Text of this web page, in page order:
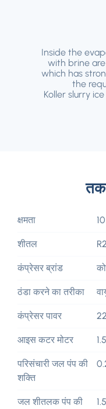
Inside the
with brine are
which has
the
Koller slurry
क्षमता
शीतल
कंप्रेसर ब्रांड
ठंडा करने का तरीका
कंप्रेसर पावर
आइस कटर मोटर
परिसंचारी जल पंप की
शक्ति
जल शीतलक पंप की